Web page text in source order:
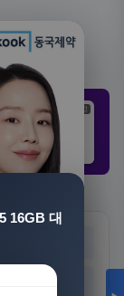
광고
원
광고
8,892원
세종
16GB 대